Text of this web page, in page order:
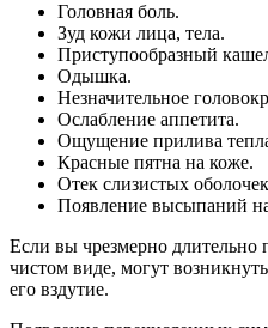
Головная боль.
Зуд кожи лица, тела.
Приступообразный
Одышка.
Незначительное
Ослабление аппетита.
Ощущение прилива
Красные пятна на коже.
Отек слизистых
Появление высыпаний
Если вы чрезмерно длительно
чистом виде, могут
его вздутие.